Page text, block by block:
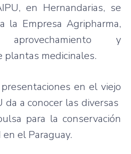
en Hernandarias, se
la Empresa Agripharma,
y
plantas medicinales.
en el viejo
a conocer las diversas
para la conservación
el Paraguay.